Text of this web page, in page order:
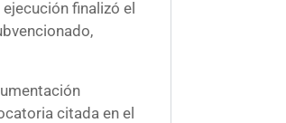
finalizó el
citada en el